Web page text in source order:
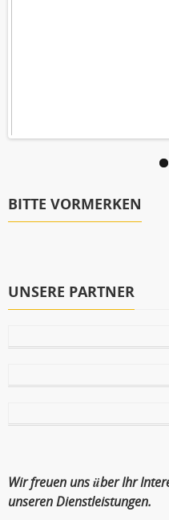
BITTE VORMERKEN
UNSERE PARTNER
Wir freuen uns über Ihr
unseren Dienstleistungen.